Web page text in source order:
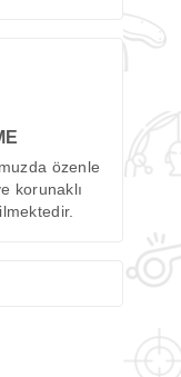
özenle
korunaklı